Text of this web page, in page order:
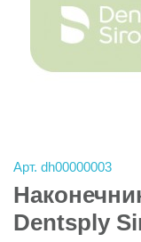
Арт. dh00000003
Dentsply